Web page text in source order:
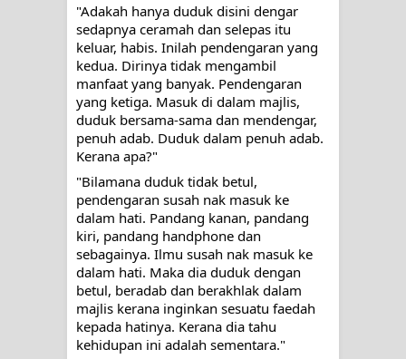
HATI
"Kotoran Yang Paling Bahaya Bukan
Pada Pakaian, Tetapi Pada Qalbi"
"Adakah hanya duduk disini dengar
sedapnya ceramah dan selepas itu
keluar, habis. Inilah pendengaran yang
kedua. Dirinya tidak mengambil
manfaat yang banyak. Pendengaran
yang ketiga. Masuk di dalam majlis,
duduk bersama-sama dan mendengar,
penuh adab. Duduk dalam penuh adab.
Kerana apa?"
"Bilamana duduk tidak betul,
pendengaran susah nak masuk ke
dalam hati. Pandang kanan, pandang
kiri, pandang handphone dan
sebagainya. Ilmu susah nak masuk ke
dalam hati. Maka dia duduk dengan
betul, beradab dan berakhlak dalam
majlis kerana inginkan sesuatu faedah
kepada hatinya. Kerana dia tahu
kehidupan ini adalah sementara."